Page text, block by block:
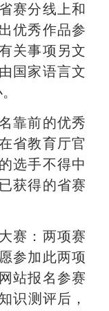
赛分线上和
优秀作品参
关事项另文
由国家语言文
靠前的优秀
省教育厅官
选手不得中
获得的省赛
赛： 两项赛
参加此两项
站报名参赛
识测评后，